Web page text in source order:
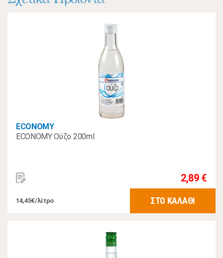
ECONOMY
ECONOMY Ούζο 200ml
2,89 €
14,45€/λίτρο ΣΤΟ ΚΑΛΑΘΙ